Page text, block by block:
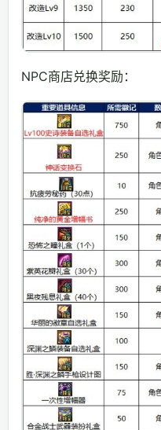
NPC商店兑换奖励：